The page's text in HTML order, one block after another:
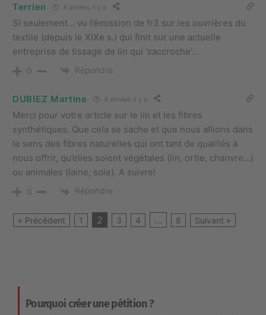
Terrien 4 années il y a
Si seulement… vu l’émission de fr3 sur les ouvrières du
textile (depuis le XIXe s.) qui finit sur une actuelle
entreprise de tissage de lin qui ‘saccroche’…
0 Répondre
DUBIEZ Martine 4 années il y a
Merci pour votre article sur le lin et les fibres
synthétiques. Que cela se sache et que nous allions dans
le sens des fibres naturelles qui ont tant de qualités à
nous offrir, qu’elles soient végétales (lin, ortie, chanvre…)
ou animales (laine, soie). A suivre!
0 Répondre
« Précédent 1 2 3 4 … 8 Suivant »
Pourquoi créer une pétition ?